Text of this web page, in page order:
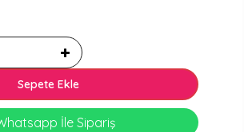
Sepete Ekle
İle Sipariş